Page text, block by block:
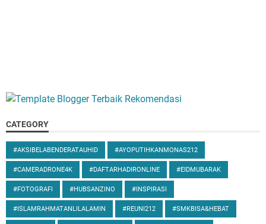
CATEGORY
#AKSIBELABENDERATAUHID #AYOPUTIHKANMONAS212
#CAMERADRONE4K #DAFTARHADIRONLINE #EIDMUBARAK
#FOTOGRAFI #HUBSANZINO #INSPIRASI
#ISLAMRAHMATANLILALAMIN #REUNI212 #SMKBISA&HEBAT